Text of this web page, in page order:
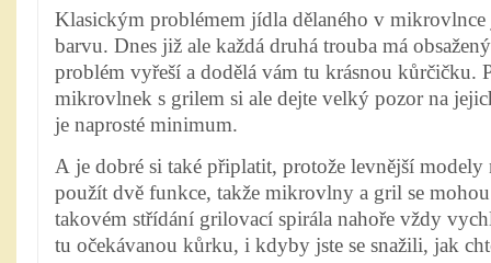
Klasickým problémem jídla dělaného v mikrovlnce
barvu. Dnes již ale každá druhá trouba má
problém vyřeší a dodělá vám tu krásnou kůrčičku.
mikrovlnek s grilem si ale dejte velký pozor na
je naprosté minimum.
A je dobré si také připlatit, protože levnější modely
použít dvě funkce, takže mikrovlny a gril se
takovém střídání grilovací spirála nahoře vždy
tu očekávanou kůrku, i kdyby jste se snažili, jak